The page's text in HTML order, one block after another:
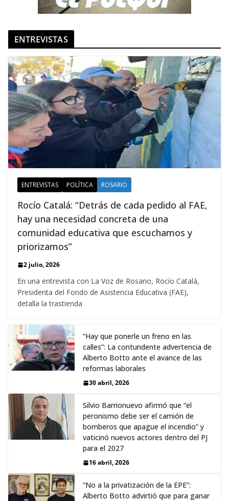
ENTREVISTAS
ENTREVISTAS POLÍTICA ROSARIO
Rocío Catalá: “Detrás de cada pedido al FAE,
hay una necesidad concreta de una
comunidad educativa que escuchamos y
priorizamos”
2 julio, 2026
En una entrevista con La Voz de Rosario, Rocío Catalá,
Presidenta del Fondo de Asistencia Educativa (FAE),
detalla la trastienda
“Hay que ponerle un freno en las
calles”: La contundente advertencia de
Alberto Botto ante el avance de las
reformas laborales
30 abril, 2026
Silvio Barrionuevo afirmó que “el
peronismo debe ser el camión de
bomberos que apague el incendio” y
vaticinó nuevos actores dentro del PJ
para el 2027
16 abril, 2026
“No a la privatización de la EPE”:
Alberto Botto advirtió que para ganar